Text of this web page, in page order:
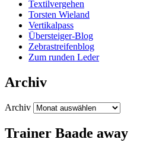
Textilvergehen
Torsten Wieland
Vertikalpass
Übersteiger-Blog
Zebrastreifenblog
Zum runden Leder
Archiv
Archiv
Trainer Baade away